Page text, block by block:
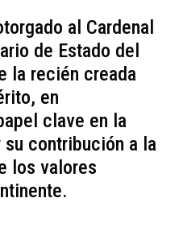
al Cardenal
de Estado del
la recién creada
en
clave en la
contribución a la
los valores